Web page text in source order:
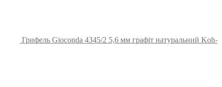
Грифель Gioconda 4345/2 5,6 мм графіт натуральний Koh-